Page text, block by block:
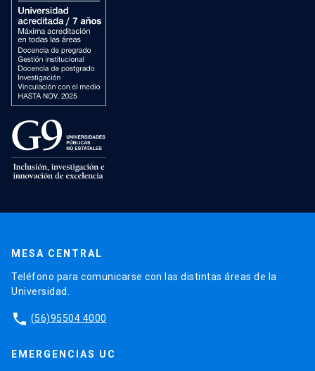
MESA CENTRAL
Teléfono para comunicarse con las distintas áreas de la
Universidad.
phone (56)95504 4000
EMERGENCIAS UC